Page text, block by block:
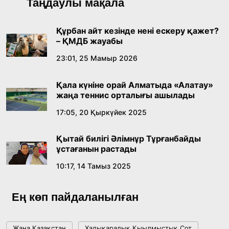
байқауының жеңімпазы Ақерке Амалятты
16:27, 23 Шілде 2026
Қазақ тіліндегі «құт» концептісінің
09:21, 21 Шілде 2026
Абайдың адам тәрбиесі туралы
18:59, 20 Шілде 2026
ме, әлде бәсекелесі ме?
Таңдаулы мақала
Құрбан айт кезінде нені ескеру қажет?
– ҚМДБ жауабы
23:01, 25 Мамыр 2026
Қала күніне орай Алматыда «Алатау»
жаңа теннис орталығы ашылады
17:05, 20 Қыркүйек 2025
Қытай билігі Әлімнұр Тұрғанбайды
ұстағанын растады
10:17, 14 Тамыз 2025
Ең көп пайдаланылған